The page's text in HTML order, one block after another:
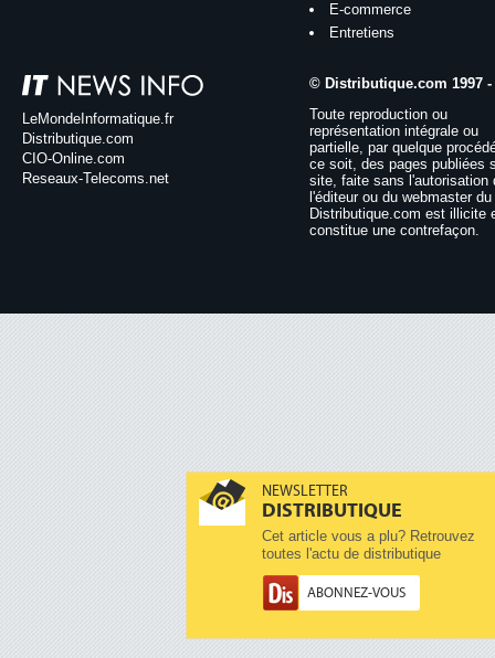
NEWSLETTER
DISTRIBUTIQUE
Cet article vous a plu? Retrouvez
toutes l'actu de distributique
ABONNEZ-VOUS
E-commerce
Entretiens
LeMondeInformatique.fr
Distributique.com
CIO-Online.com
Reseaux-Telecoms.net
© Distributique.com 1997 -
Toute reproduction ou
représentation intégrale ou
partielle, par quelque
ce soit, des pages publiées
site, faite sans l'autorisation
l'éditeur ou du webmaster
Distributique.com est illicite
constitue une contrefaçon.